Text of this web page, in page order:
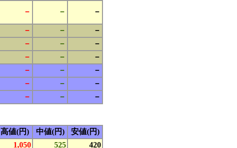
－ － －
－ －
－
－ －
－
－ － －
－ －
－
－ －
－
－ － －
高値(円) 中値(円) 安値(円)
1,050 525
420